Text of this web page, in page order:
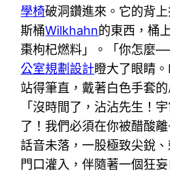
學椅破洞鑽進來。它的背
斯桶Wilkhahn的東西，桶
棗枸杞燃料」。「你怎麼
公室規劃設計瞪大了眼睛
站得筆直，戴著白色手套的
「沒時間了，沾沾先生！
了！我們必須在你被醋酸離
話音未落，一股極致尖銳
門口灌入，伴隨著一個狂